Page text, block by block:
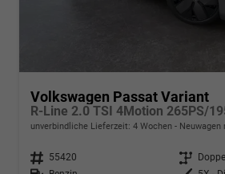
Volkswagen Passat Variant
unverbindliche Lieferzeit: 4 Wochen
Fahrzeugnr. 55420 Getriebe